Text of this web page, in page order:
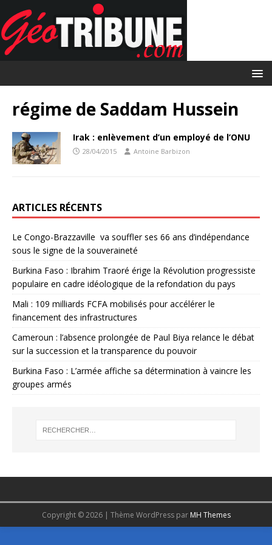
régime de Saddam Hussein
Irak : enlèvement d’un employé de l’ONU
28/04/2015 Antoine Barbizon
ARTICLES RÉCENTS
Le Congo-Brazzaville va souffler ses 66 ans d’indépendance
sous le signe de la souveraineté
Burkina Faso : Ibrahim Traoré érige la Révolution progressiste
populaire en cadre idéologique de la refondation du pays
Mali : 109 milliards FCFA mobilisés pour accélérer le
financement des infrastructures
Cameroun : l’absence prolongée de Paul Biya relance le débat
sur la succession et la transparence du pouvoir
Burkina Faso : L’armée affiche sa détermination à vaincre les
groupes armés
Copyright © 2026 | Thème WordPress par MH Themes